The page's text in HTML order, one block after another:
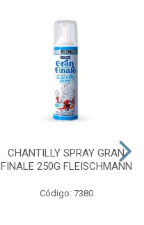
CHANTILLY SPRAY GRAN
FINALE 250G FLEISCHMANN
Código: 7380